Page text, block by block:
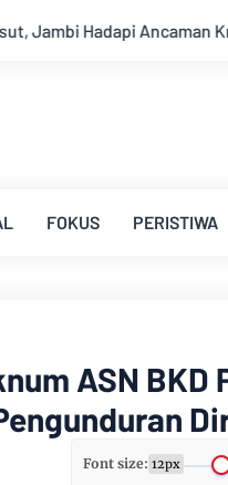
Bersih dan Karhutla
FOKUS PERISTIWA
ASN
Font size: 12px